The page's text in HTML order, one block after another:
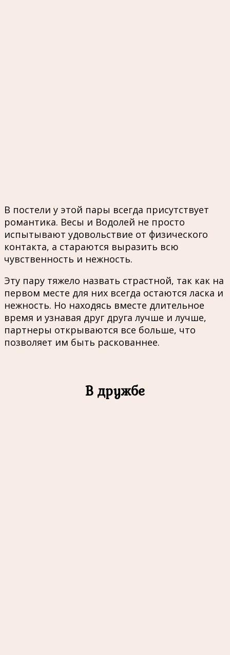
В постели у этой пары всегда присутствует
романтика. Весы и Водолей не просто
испытывают удовольствие от физического
контакта, а стараются выразить всю
чувственность и нежность.
Эту пару тяжело назвать страстной, так как на
первом месте для них всегда остаются ласка и
нежность. Но находясь вместе длительное
время и узнавая друг друга лучше и лучше,
партнеры открываются все больше, что
позволяет им быть раскованнее.
В дружбе